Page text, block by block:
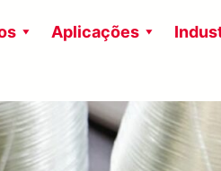
Aplicações